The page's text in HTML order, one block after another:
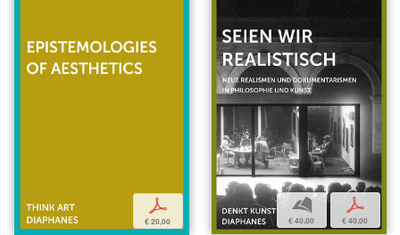
p
€ 20,00
b
€ 40,00
p
€ 40,00